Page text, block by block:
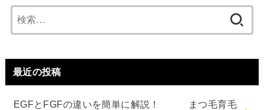
索:
最近の投稿
EGFとFGFの違いを簡単に解説！ まつ毛育毛